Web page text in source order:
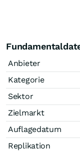
Anbieter
Kategorie
Sektor
Zielmarkt
Auflagedatum
Replikation